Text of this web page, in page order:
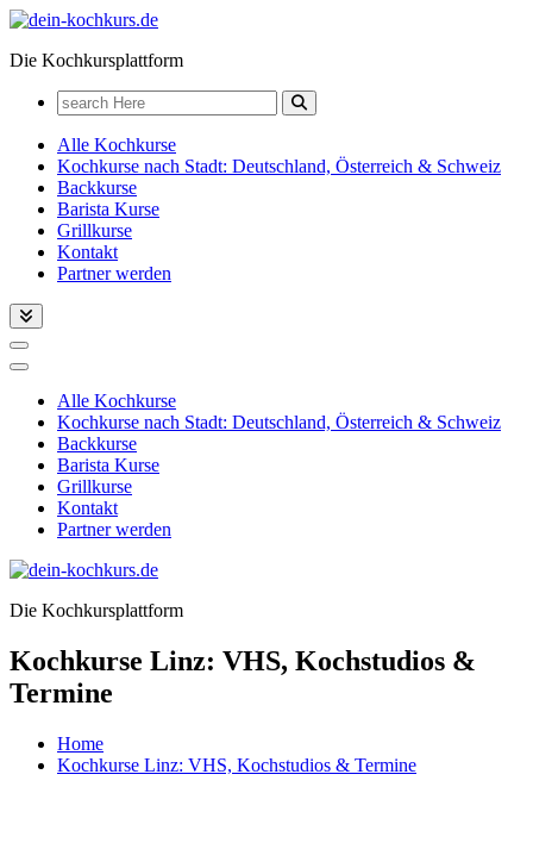
Zum
springen
Die Kochkursplattform
Search
for:
Alle Kochkurse
Kochkurse nach Stadt: Deutschland, Österreich & Schweiz
Backkurse
Barista Kurse
Grillkurse
Kontakt
Partner werden
Alle Kochkurse
Kochkurse nach Stadt: Deutschland, Österreich & Schweiz
Backkurse
Barista Kurse
Grillkurse
Kontakt
Partner werden
Die Kochkursplattform
Kochkurse Linz: VHS, Kochstudios &
Termine
Home
Kochkurse Linz: VHS, Kochstudios & Termine